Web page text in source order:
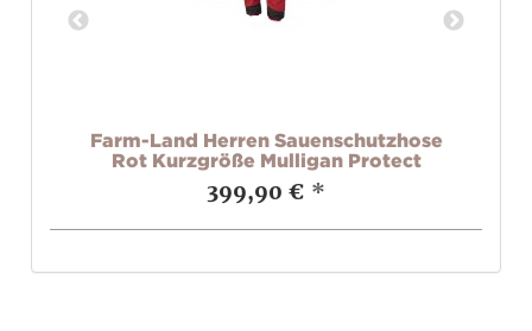
Farm-Land Herren Sauenschutzhose
Rot Kurzgröße Mulligan Protect
399,90 € *